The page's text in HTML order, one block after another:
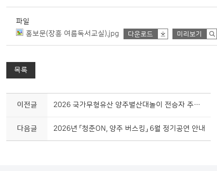
파일
홍보문(장흥 여름독서교실).jpg
다운로드 미리보기
목록
이전글 2026 국가무형유산 양주별산대놀이 전승자 주관 기획행사
다음글 2026년 「청춘ON, 양주 버스킹」 6월 정기공연 안내